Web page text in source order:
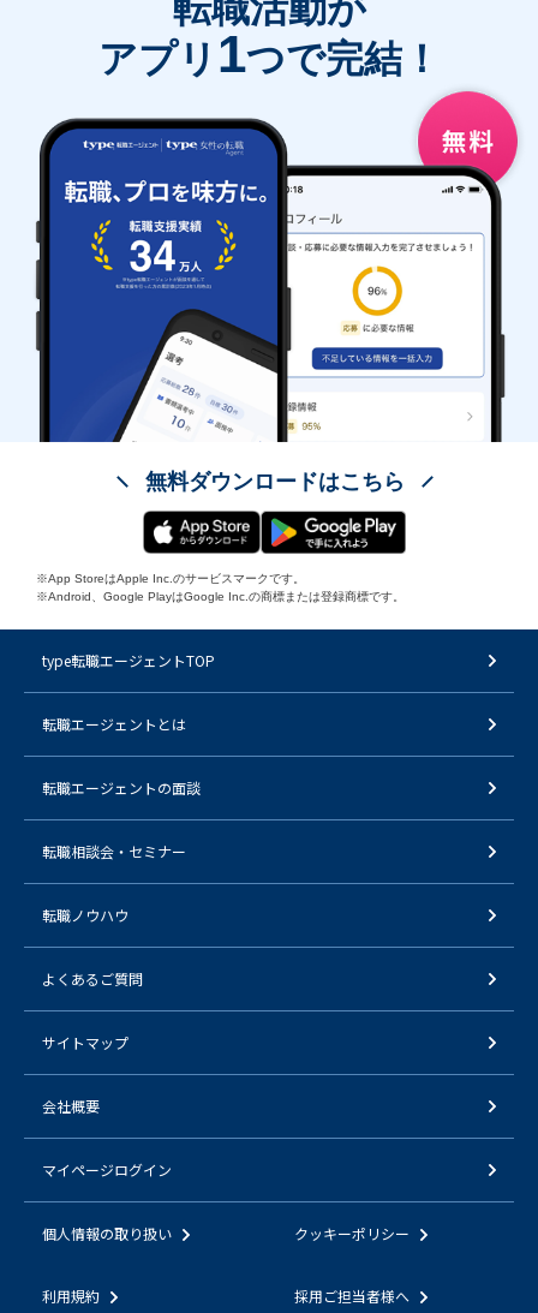
アプリ 1つで完結！
無料ダウンロードはこちら
※App StoreはApple Inc.のサービスマークです。
※Android、Google PlayはGoogle Inc.の商標または登録商標です。
type転職エージェントTOP
転職エージェントとは
転職エージェントの面談
転職相談会・セミナー
転職ノウハウ
よくあるご質問
サイトマップ
会社概要
マイページログイン
個人情報の取り扱い クッキーポリシー
利用規約 採用ご担当者様へ